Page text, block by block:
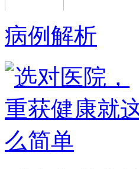
黄省让 门诊医师
黄省让，男，医生。一九七六年
于郑州第四军医…【详情】
病例解析